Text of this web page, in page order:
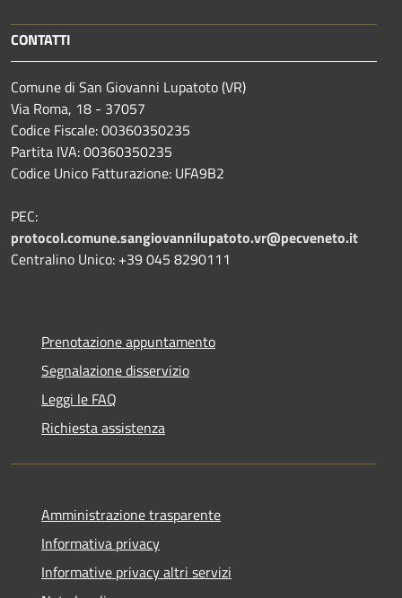
CONTATTI
Comune di San Giovanni Lupatoto (VR)
Via Roma, 18 - 37057
Codice Fiscale: 00360350235
Partita IVA: 00360350235
Codice Unico Fatturazione: UFA9B2
PEC:
protocol.comune.sangiovannilupatoto.vr@pecveneto.it
Centralino Unico: +39 045 8290111
Prenotazione appuntamento
Segnalazione disservizio
Leggi le FAQ
Richiesta assistenza
Amministrazione trasparente
Informativa privacy
Informative privacy altri servizi